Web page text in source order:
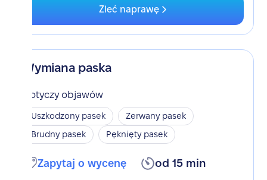
Zleć naprawę
Wymiana paska
Dotyczy objawów
Uszkodzony pasek
Zerwany pasek
Brudny pasek
Pęknięty pasek
Zapytaj o wycenę od 15 min